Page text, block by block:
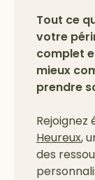
Tout ce
votre
complet
mieux
prendre
Rejoignez
Heureux,
des